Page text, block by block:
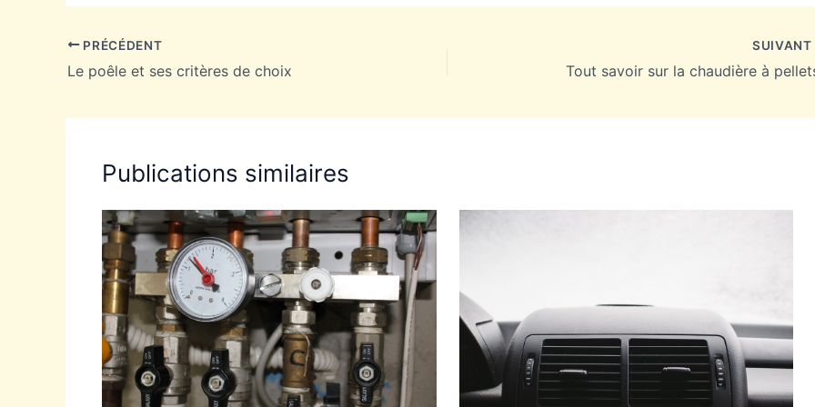
PRÉCÉDENT
Le poêle et ses critères de choix
SUIVANT
Tout savoir sur la chaudière à
Publications similaires